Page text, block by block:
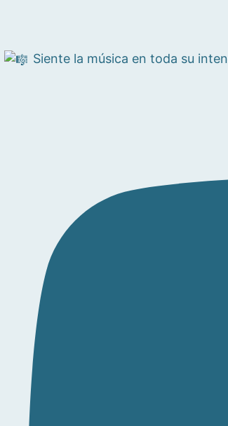
Siente la música en toda su